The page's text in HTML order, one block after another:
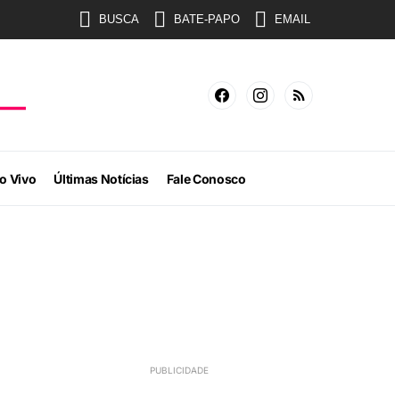
BUSCA BATE-PAPO EMAIL
Vivo Últimas Notícias Fale Conosco